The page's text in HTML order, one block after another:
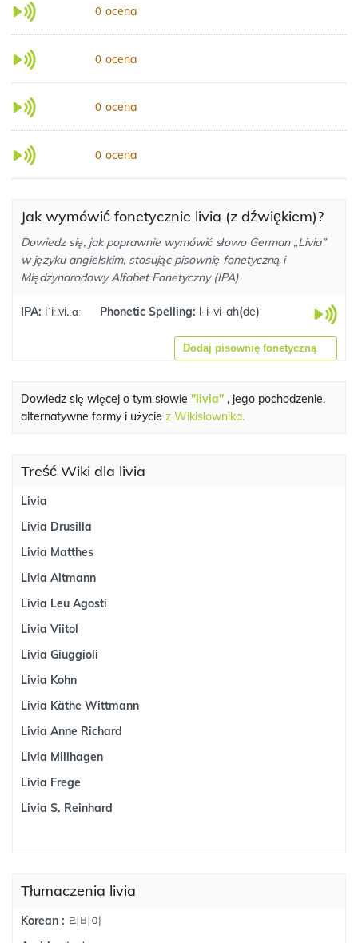
0 ocena
0 ocena
0 ocena
0 ocena
Jak wymówić fonetycznie livia (z dźwiękiem)?
Dowiedz się, jak poprawnie wymówić słowo German „Livia”
w języku angielskim, stosując pisownię fonetyczną i
Międzynarodowy Alfabet Fonetyczny (IPA)
IPA: lˈiː.vi.ːɑː Phonetic Spelling: l-i-vi-ah(de)
Dodaj pisownię fonetyczną
Dowiedz się więcej o tym słowie "livia" , jego pochodzenie,
alternatywne formy i użycie z Wikisłownika.
Treść Wiki dla livia
Livia
Livia Drusilla
Livia Matthes
Livia Altmann
Livia Leu Agosti
Livia Viitol
Livia Giuggioli
Livia Kohn
Livia Käthe Wittmann
Livia Anne Richard
Livia Millhagen
Livia Frege
Livia S. Reinhard
Tłumaczenia livia
Korean : 리비아